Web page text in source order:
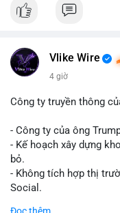
Khối lượng 12.1 BTC
Động thái này có thể là
hoặc tái phân bổ tài
thấy cá voi đang thăm
Lời khuyên cho nhà
và dòng tiền tiếp theo
áp lực bán mạnh,
tương tự trong 24 giờ
Vlike Wire
4 giờ
Công ty truyền thông
- Công ty của ông
- Kế hoạch xây dựng
bỏ.
- Không tích hợp thị
Social.